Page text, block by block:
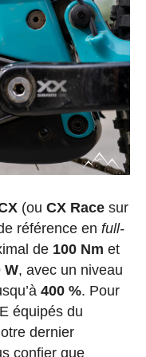
(ou CX Race sur
référence en full-
de 100 Nm et
W, avec un niveau
400 %. Pour
équipés du
dernier
confier que